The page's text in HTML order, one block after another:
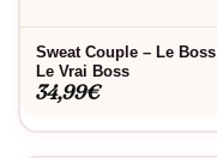
Sweat Couple – Le
Le Vrai Boss
34,99€